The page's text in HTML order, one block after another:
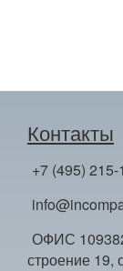
Контакты
+7 (495) 215-
ОФИС
строение 19,